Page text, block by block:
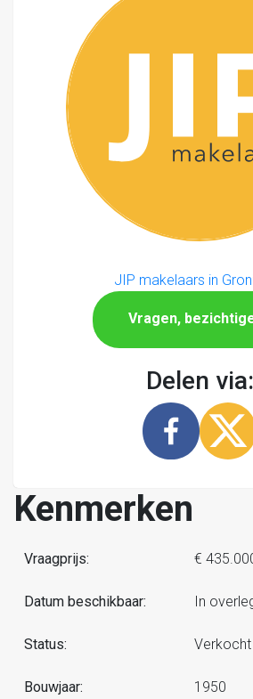
Kenmerken
Vraagprijs: €
Datum beschikbaar: In
Status: Verkocht
Bouwjaar: 1950
JIP makelaars in
Vragen,
Delen via: